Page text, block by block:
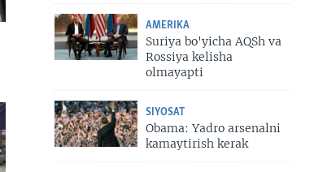
AMERIKA
Suriya bo'yicha AQSh va
Rossiya kelisha
olmayapti
SIYOSAT
Obama: Yadro arsenalni
kamaytirish kerak